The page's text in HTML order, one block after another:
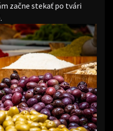
začne stekať po tvári